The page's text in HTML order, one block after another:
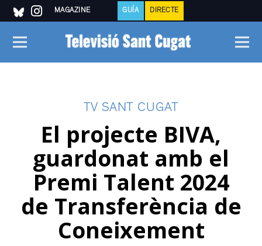
MAGAZINE GUÍA DIRECTE
TV SANT CUGAT
El projecte BIVA,
guardonat amb el
Premi Talent 2024
de Transferència de
Coneixement